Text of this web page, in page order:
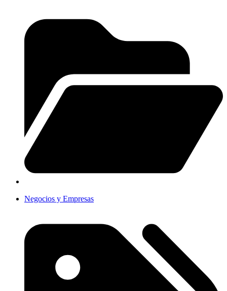
Negocios y Empresas